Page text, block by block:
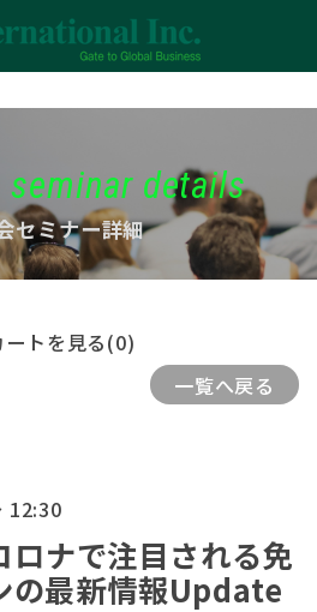
details
セミナー詳細
ートを見る(0)
一覧へ戻る
12:30
ロナで注目される免
の最新情報Update